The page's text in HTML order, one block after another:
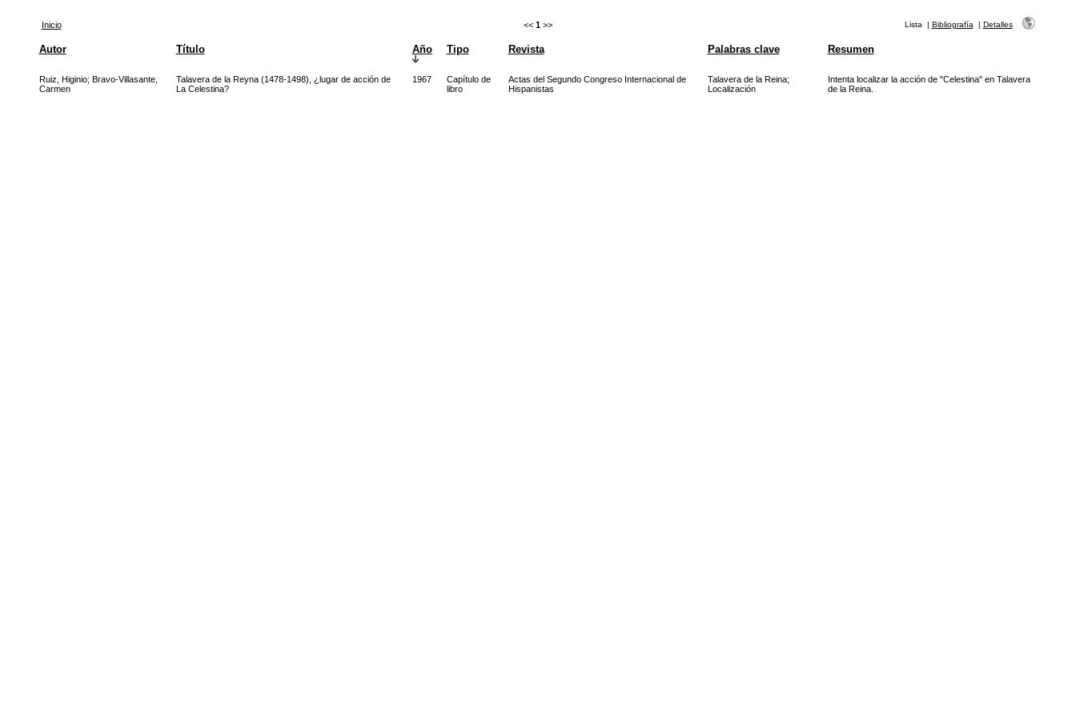
Inicio << 1 >> Lista | Bibliografía | Detalles
Autor Título Año Tipo Revista Palabras clave Resumen
Ruiz, Higinio; Bravo-Villasante,
Carmen
Talavera de la Reyna (1478-1498), ¿lugar de acción de
La Celestina?
1967
Capítulo de
libro
Actas del Segundo Congreso Internacional de
Hispanistas
Talavera de la Reina;
Localización
Intenta localizar la acción de "Celestina" en Talavera
de la Reina.